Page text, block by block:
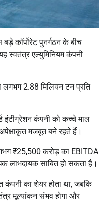
कॉर्पोरेट पुनर्गठन के बीच
स्वतंत्र एल्युमिनियम कंपनी
लगभग 2.88 मिलियन टन प्रति
इंटीग्रेशन कंपनी को कच्चे माल
मजबूत बने रहते हैं।
₹25,500 करोड़ का EBITDA
लाभदायक साबित हो सकता है।
कंपनी का शेयर होता था, जबकि
मूल्यांकन संभव होगा और